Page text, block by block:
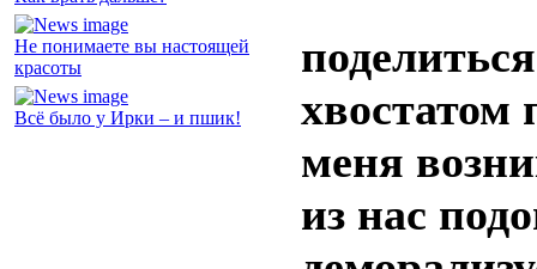
Не понимаете вы настоящей
красоты
Всё было у Ирки – и пшик!
хвостатом
меня
из нас